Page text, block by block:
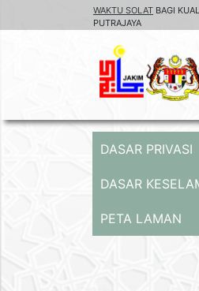
WAKTU SOLAT BAGI
PUTRAJAYA
DASAR PRIVASI
DASAR
PETA LAMAN